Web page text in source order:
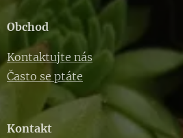
Obchod
Kontaktujte nás
Často se ptáte
Kontakt